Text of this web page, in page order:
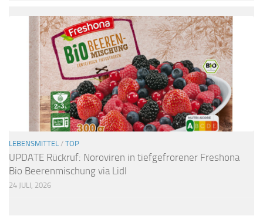
LEBENSMITTEL / TOP
UPDATE Rückruf: Noroviren in tiefgefrorener Freshona
Bio Beerenmischung via Lidl
24 JULI, 2026